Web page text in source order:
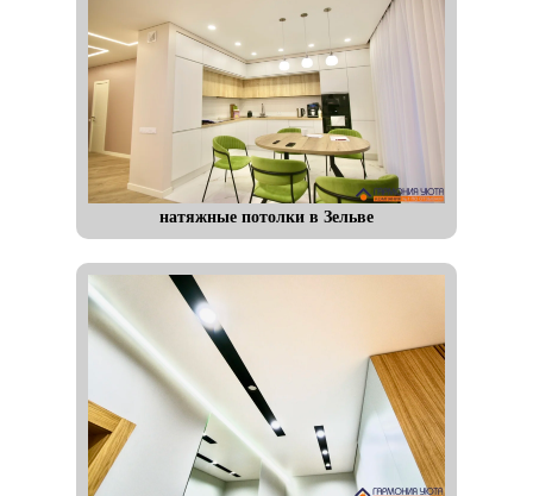
натяжные потолки в Зельве